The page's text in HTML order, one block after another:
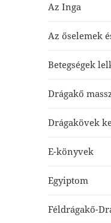
Az Inga
Az őselemek
Betegségek
Drágakő
Drágakövek
E-könyvek
Egyiptom
Féldrágakő-